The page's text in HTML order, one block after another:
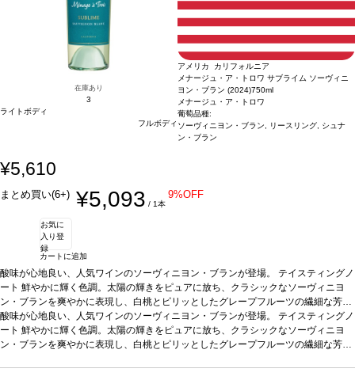
在庫あり
3
ライトボディ
フルボディ
アメリカ カリフォルニア
メナージュ・ア・トロワ サブライム ソーヴィニ
ヨン・ブラン (2024)750ml
メナージュ・ア・トロワ
葡萄品種:
ソーヴィニヨン・ブラン, リースリング, シュナ
ン・ブラン
¥5,610
まとめ買い(6+) ¥5,093 / 1本
9%OFF
お気に
入り登
録
カートに追加
酸味が心地良い、人気ワインのソーヴィニヨン・ブランが登場。 テイスティングノ
ート 鮮やかに輝く色調。太陽の輝きをピュアに放ち、クラシックなソーヴィニヨ
ン・ブランを爽やかに表現し、白桃とピリッとしたグレープフルーツの繊細な芳香
を伴う。口に含むと、ジューシーな青リンゴがエキゾチックなコブミカン、レモン
グラス、パッションフルーツの風味と混ざり合い、心地よくすっきりとして爽やか
な酸味を含む後味へと誘われる。葡萄品種ソーヴィニヨン・ブラン 87%、リース
酸味が心地良い、人気ワインのソーヴィニヨン・ブランが登場。 テイスティングノ
ート 鮮やかに輝く色調。太陽の輝きをピュアに放ち、クラシックなソーヴィニヨ
ン・ブランを爽やかに表現し、白桃とピリッとしたグレープフルーツの繊細な芳香